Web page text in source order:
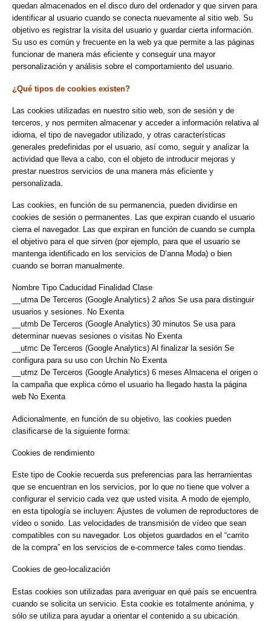
quedan almacenados en el disco duro del ordenador y que sirven para
identificar al usuario cuando se conecta nuevamente al sitio web. Su
objetivo es registrar la visita del usuario y guardar cierta información.
Su uso es común y frecuente en la web ya que permite a las páginas
funcionar de manera más eficiente y conseguir una mayor
personalización y análisis sobre el comportamiento del usuario.
¿Qué tipos de cookies existen?
Las cookies utilizadas en nuestro sitio web, son de sesión y de
terceros, y nos permiten almacenar y acceder a información relativa al
idioma, el tipo de navegador utilizado, y otras características
generales predefinidas por el usuario, así como, seguir y analizar la
actividad que lleva a cabo, con el objeto de introducir mejoras y
prestar nuestros servicios de una manera más eficiente y
personalizada.
Las cookies, en función de su permanencia, pueden dividirse en
cookies de sesión o permanentes. Las que expiran cuando el usuario
cierra el navegador. Las que expiran en función de cuando se cumpla
el objetivo para el que sirven (por ejemplo, para que el usuario se
mantenga identificado en los servicios de D’anna Moda) o bien
cuando se borran manualmente.
Nombre Tipo Caducidad Finalidad Clase
__utma De Terceros (Google Analytics) 2 años Se usa para distinguir
usuarios y sesiones. No Exenta
__utmb De Terceros (Google Analytics) 30 minutos Se usa para
determinar nuevas sesiones o visitas No Exenta
__utmc De Terceros (Google Analytics) Al finalizar la sesión Se
configura para su uso con Urchin No Exenta
__utmz De Terceros (Google Analytics) 6 meses Almacena el origen o
la campaña que explica cómo el usuario ha llegado hasta la página
web No Exenta
Adicionalmente, en función de su objetivo, las cookies pueden
clasificarse de la siguiente forma:
Cookies de rendimiento
Este tipo de Cookie recuerda sus preferencias para las herramientas
que se encuentran en los servicios, por lo que no tiene que volver a
configurar el servicio cada vez que usted visita. A modo de ejemplo,
en esta tipología se incluyen: Ajustes de volumen de reproductores de
vídeo o sonido. Las velocidades de transmisión de vídeo que sean
compatibles con su navegador. Los objetos guardados en el “carrito
de la compra” en los servicios de e-commerce tales como tiendas.
Cookies de geo-localización
Estas cookies son utilizadas para averiguar en qué país se encuentra
cuando se solicita un servicio. Esta cookie es totalmente anónima, y
sólo se utiliza para ayudar a orientar el contenido a su ubicación.